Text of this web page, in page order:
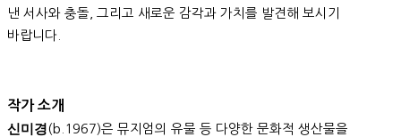
낸 서사와 충돌, 그리고 새로운 감각과 가치를 발견해 보시기
바랍니다.
작가 소개
신미경 (b.1967)은 뮤지엄의 유물 등 다양한 문화적 생산물을